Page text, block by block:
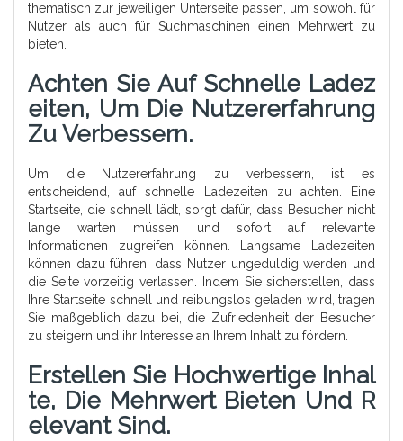
thematisch zur jeweiligen Unterseite passen, um sowohl für
Nutzer als auch für Suchmaschinen einen Mehrwert zu
bieten.
Achten Sie Auf Schnelle Ladez
Eiten, Um Die Nutzererfahrung
Zu Verbessern.
Um die Nutzererfahrung zu verbessern, ist es
entscheidend, auf schnelle Ladezeiten zu achten. Eine
Startseite, die schnell lädt, sorgt dafür, dass Besucher nicht
lange warten müssen und sofort auf relevante
Informationen zugreifen können. Langsame Ladezeiten
können dazu führen, dass Nutzer ungeduldig werden und
die Seite vorzeitig verlassen. Indem Sie sicherstellen, dass
Ihre Startseite schnell und reibungslos geladen wird, tragen
Sie maßgeblich dazu bei, die Zufriedenheit der Besucher
zu steigern und ihr Interesse an Ihrem Inhalt zu fördern.
Erstellen Sie Hochwertige Inhal
Te, Die Mehrwert Bieten Und R
Elevant Sind.